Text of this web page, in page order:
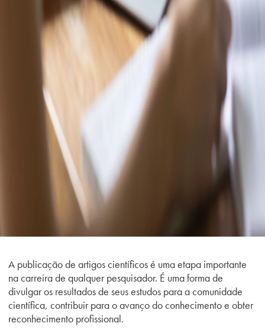
A publicação de artigos científicos é uma etapa importante
na carreira de qualquer pesquisador. É uma forma de
divulgar os resultados de seus estudos para a comunidade
científica, contribuir para o avanço do conhecimento e obter
reconhecimento profissional.